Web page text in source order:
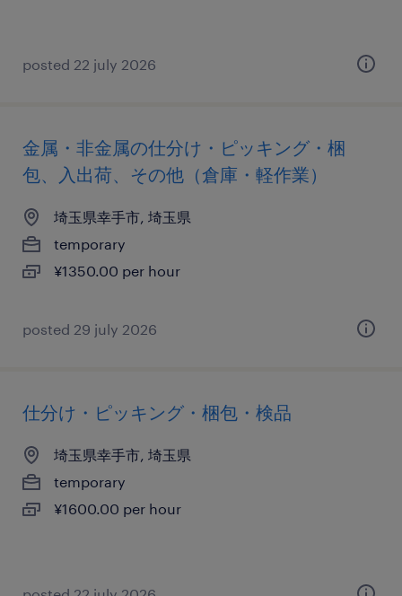
posted 22 july 2026
金属・非金属の仕分け・ピッキング・梱
包、入出荷、その他（倉庫・軽作業）
埼玉県幸手市, 埼玉県
temporary
¥1350.00 per hour
posted 29 july 2026
仕分け・ピッキング・梱包・検品
埼玉県幸手市, 埼玉県
temporary
¥1600.00 per hour